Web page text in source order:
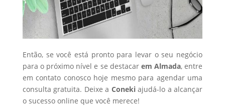
Então, se você está pronto para levar o seu negócio
para o próximo nível e se destacar em Almada, entre
em contato conosco hoje mesmo para agendar uma
consulta gratuita. Deixe a Conekiajudá-lo a alcançar
o sucesso online que você merece!